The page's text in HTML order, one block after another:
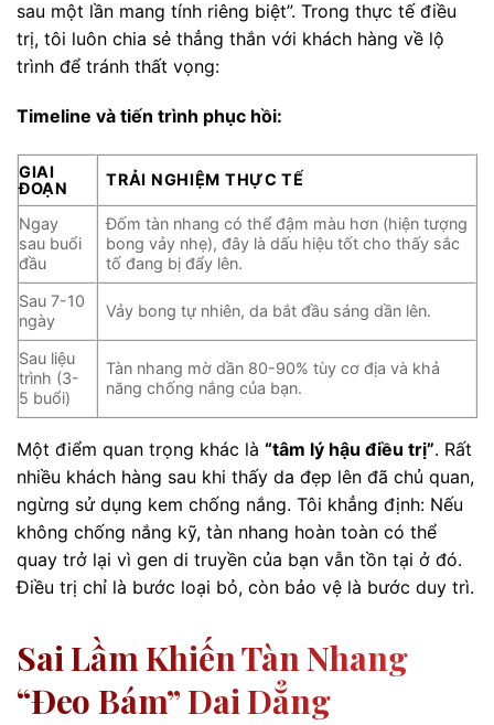
sau một lần mang tính riêng biệt”. Trong thực tế điều
trị, tôi luôn chia sẻ thẳng thắn với khách hàng về lộ
trình để tránh thất vọng:
Timeline và tiến trình phục hồi:
GIAI
ĐOẠN
TRẢI NGHIỆM THỰC TẾ
Ngay
sau buổi
đầu
Đốm tàn nhang có thể đậm màu hơn (hiện tượng
bong vảy nhẹ), đây là dấu hiệu tốt cho thấy sắc
tố đang bị đẩy lên.
Sau 7-10
ngày
Vảy bong tự nhiên, da bắt đầu sáng dần lên.
Sau liệu
trình (3-
5 buổi)
Tàn nhang mờ dần 80-90% tùy cơ địa và khả
năng chống nắng của bạn.
Một điểm quan trọng khác là “tâm lý hậu điều trị”. Rất
nhiều khách hàng sau khi thấy da đẹp lên đã chủ quan,
ngừng sử dụng kem chống nắng. Tôi khẳng định: Nếu
không chống nắng kỹ, tàn nhang hoàn toàn có thể
quay trở lại vì gen di truyền của bạn vẫn tồn tại ở đó.
Điều trị chỉ là bước loại bỏ, còn bảo vệ là bước duy trì.
Sai Lầm Khiến Tàn Nhang
“đeo Bám” Dai Dẳng